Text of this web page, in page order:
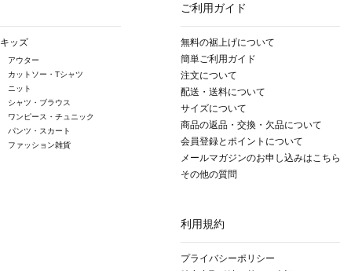
キッズ
アウター
カットソー・Tシャツ
ニット
シャツ・ブラウス
ワンピース・チュニック
パンツ・スカート
ファッション雑貨
ご利用ガイド
無料の裾上げについて
簡単ご利用ガイド
注文について
配送・送料について
サイズについて
商品の返品・交換・欠品について
会員登録とポイントについて
メールマガジンのお申し込みはこちら
その他の質問
利用規約
プライバシーポリシー